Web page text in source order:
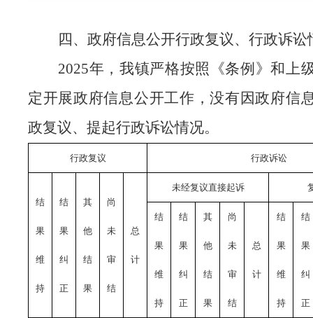
四、政府信息公开行政复议、行政诉讼
2025年，我镇严格按照《条例》和上
定开展政府信息公开工作，没有因政府信
政复议、提起行政诉讼情况。
行政复议 行政诉讼
结
果
维
持
结
果
纠
正
其
他
结
果
尚
未
审
结
总
计
未经复议直接起诉
结
果
维
持
结
果
纠
正
其
他
结
果
尚
未
审
结
总
计
结
果
维
持
结
果
纠
正